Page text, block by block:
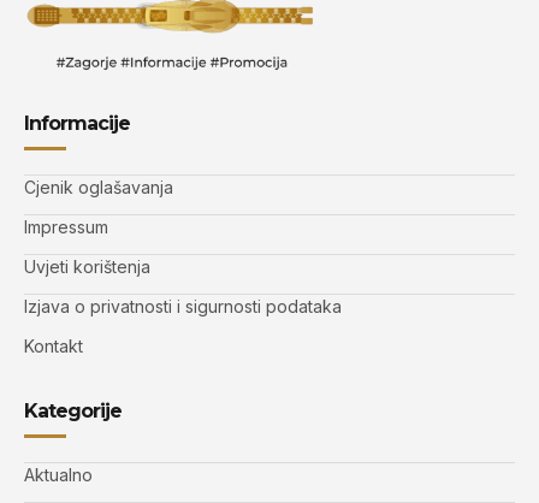
Informacije
Cjenik oglašavanja
Impressum
Uvjeti korištenja
Izjava o privatnosti i sigurnosti podataka
Kontakt
Kategorije
Aktualno